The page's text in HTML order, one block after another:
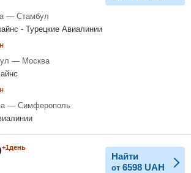
— Стамбул
- Турецкие Авиалинии
— Москва
— Симферополь
+1день
Найти
от 6598 UAH